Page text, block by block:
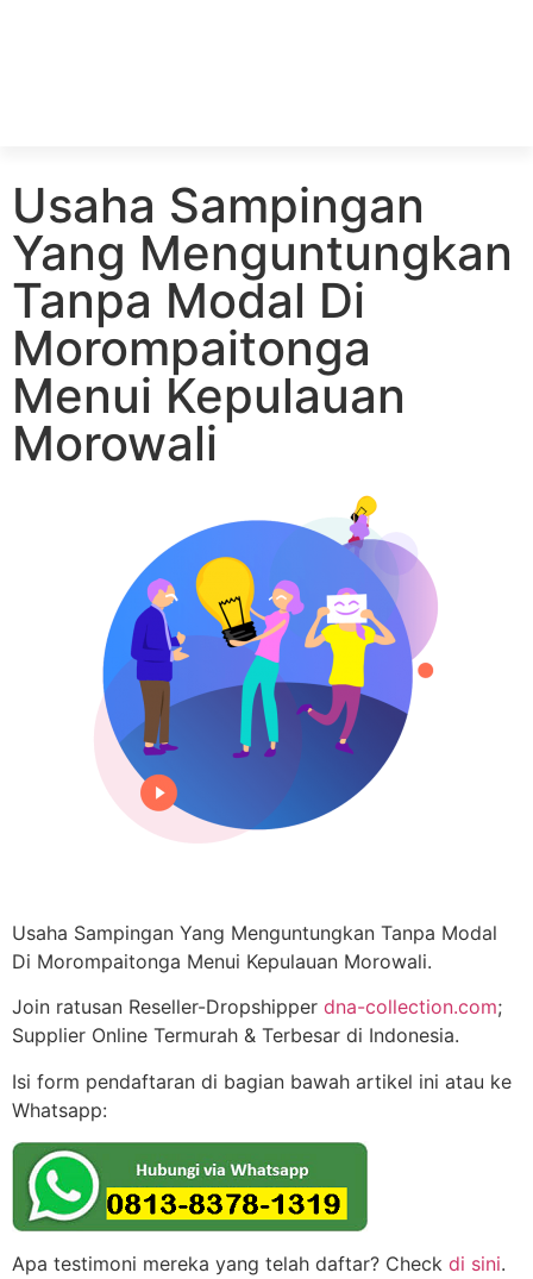
Usaha Sampingan
Yang Menguntungkan
Tanpa Modal Di
Morompaitonga
Menui Kepulauan
Morowali
Usaha Sampingan Yang Menguntungkan Tanpa Modal
Di Morompaitonga Menui Kepulauan Morowali.
Join ratusan Reseller-Dropshipper dna-collection.com;
Supplier Online Termurah & Terbesar di Indonesia.
Isi form pendaftaran di bagian bawah artikel ini atau ke
Whatsapp:
Apa testimoni mereka yang telah daftar? Check di sini.